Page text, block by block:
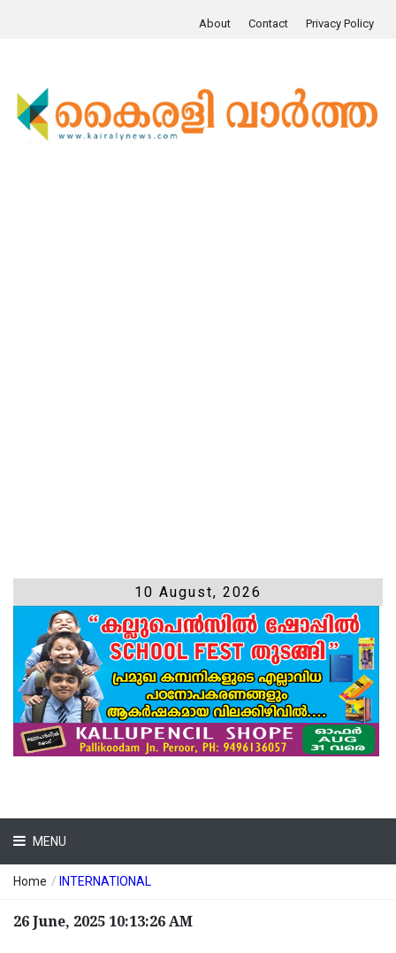
About Contact Privacy Policy
10 August, 2026
MENU
Home / INTERNATIONAL
26 June, 2025 10:13:26 AM